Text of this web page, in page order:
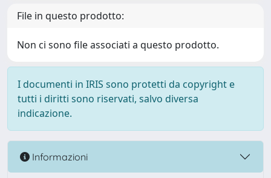
File in questo prodotto:
Non ci sono file associati a questo prodotto.
I documenti in IRIS sono protetti da copyright e
tutti i diritti sono riservati, salvo diversa
indicazione.
Informazioni